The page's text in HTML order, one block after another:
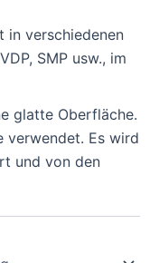
in verschiedenen
SMP usw., im
glatte Oberfläche.
verwendet. Es wird
und von den